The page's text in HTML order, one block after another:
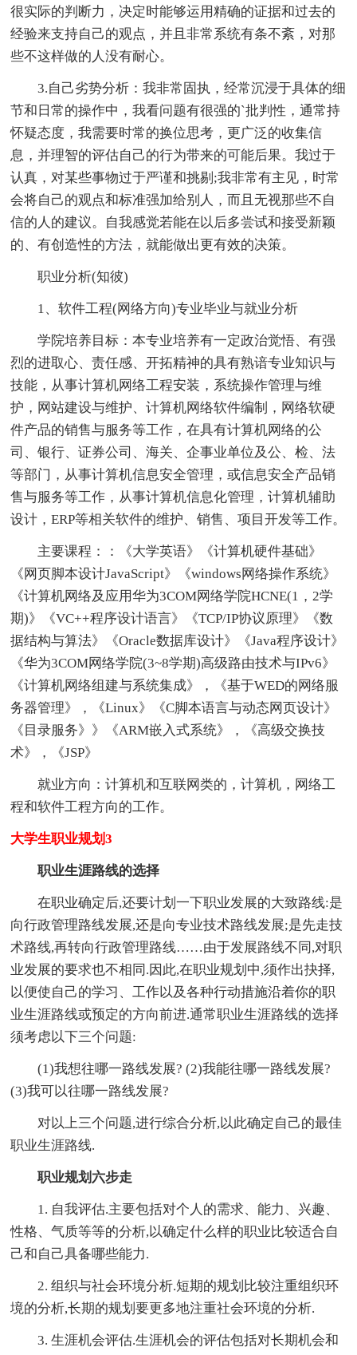
很实际的判断力，决定时能够运用精确的证据和过去的
经验来支持自己的观点，并且非常系统有条不紊，对那
些不这样做的人没有耐心。
3.自己劣势分析：我非常固执，经常沉浸于具体的细
节和日常的操作中，我看问题有很强的`批判性，通常持
怀疑态度，我需要时常的换位思考，更广泛的收集信
息，并理智的评估自己的行为带来的可能后果。我过于
认真，对某些事物过于严谨和挑剔;我非常有主见，时常
会将自己的观点和标准强加给别人，而且无视那些不自
信的人的建议。自我感觉若能在以后多尝试和接受新颖
的、有创造性的方法，就能做出更有效的决策。
职业分析(知彼)
1、软件工程(网络方向)专业毕业与就业分析
学院培养目标：本专业培养有一定政治觉悟、有强
烈的进取心、责任感、开拓精神的具有熟谙专业知识与
技能，从事计算机网络工程安装，系统操作管理与维
护，网站建设与维护、计算机网络软件编制，网络软硬
件产品的销售与服务等工作，在具有计算机网络的公
司、银行、证券公司、海关、企事业单位及公、检、法
等部门，从事计算机信息安全管理，或信息安全产品销
售与服务等工作，从事计算机信息化管理，计算机辅助
设计，ERP等相关软件的维护、销售、项目开发等工作。
主要课程：：《大学英语》《计算机硬件基础》
《网页脚本设计JavaScript》《windows网络操作系统》
《计算机网络及应用华为3COM网络学院HCNE(1，2学
期)》《VC++程序设计语言》《TCP/IP协议原理》《数
据结构与算法》《Oracle数据库设计》《Java程序设计》
《华为3COM网络学院(3~8学期)高级路由技术与IPv6》
《计算机网络组建与系统集成》，《基于WED的网络服
务器管理》，《Linux》《C脚本语言与动态网页设计》
《目录服务》》《ARM嵌入式系统》，《高级交换技
术》，《JSP》
就业方向：计算机和互联网类的，计算机，网络工
程和软件工程方向的工作。
大学生职业规划3
职业生涯路线的选择
在职业确定后,还要计划一下职业发展的大致路线:是
向行政管理路线发展,还是向专业技术路线发展;是先走技
术路线,再转向行政管理路线……由于发展路线不同,对职
业发展的要求也不相同.因此,在职业规划中,须作出抉择,
以便使自己的学习、工作以及各种行动措施沿着你的职
业生涯路线或预定的方向前进.通常职业生涯路线的选择
须考虑以下三个问题:
(1)我想往哪一路线发展? (2)我能往哪一路线发展?
(3)我可以往哪一路线发展?
对以上三个问题,进行综合分析,以此确定自己的最佳
职业生涯路线.
职业规划六步走
1. 自我评估.主要包括对个人的需求、能力、兴趣、
性格、气质等等的分析,以确定什么样的职业比较适合自
己和自己具备哪些能力.
2. 组织与社会环境分析.短期的规划比较注重组织环
境的分析,长期的规划要更多地注重社会环境的分析.
3. 生涯机会评估.生涯机会的评估包括对长期机会和